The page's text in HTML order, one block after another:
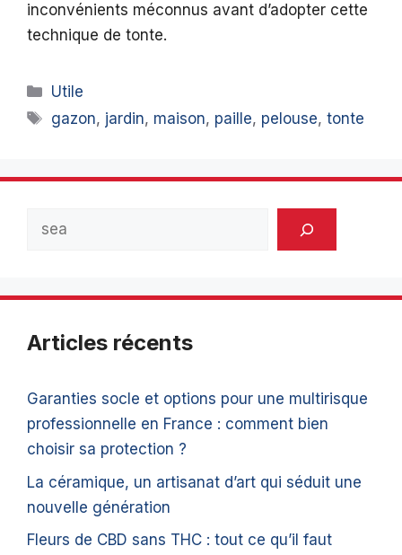
inconvénients méconnus avant d’adopter cette
technique de tonte.
Catégories
Utile
Étiquettes
gazon, jardin, maison, paille, pelouse,tonte
Articles récents
Garanties socle et options pour une multirisque
professionnelle en France : comment bien
choisir sa protection ?
La céramique, un artisanat d’art qui séduit une
nouvelle génération
Fleurs de CBD sans THC : tout ce qu’il faut